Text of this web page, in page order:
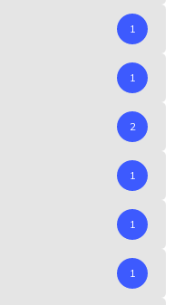
1
1
2
1
1
1